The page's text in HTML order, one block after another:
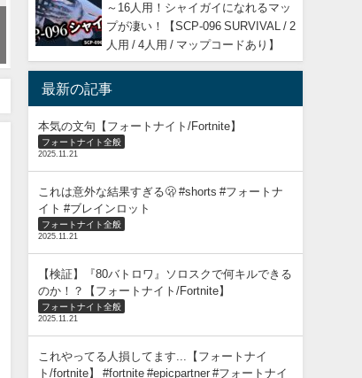
シーズン4間違いなく神環境！〇〇が強すぎ...車が弱くなった！アプ
2024年8月17日
～16人用！シャイガイになれるマッ
プが凄い！【SCP-096 SURVIVAL / 2
人用 / 4人用 / マップコードあり】
最新の記事
本気の文句【フォートナイト/Fortnite】
フォートナイト全般
2025.11.21
これは意外な結果すぎる🫢 #shorts #フォートナ
イト #ブレインロット
フォートナイト全般
2025.11.21
【検証】『80バトロワ』ソロスクで何キルできる
のか！？【フォートナイト/Fortnite】
フォートナイト全般
2025.11.21
これやってる人損してます...【フォートナイ
ト/fortnite】 #fortnite #epicpartner #フォートナイ